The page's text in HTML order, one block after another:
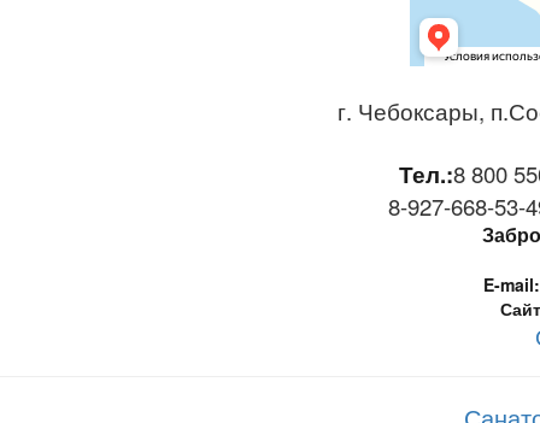
г. Чебоксары,
Тел.:8 800
8-927-668-53-
E-mail: